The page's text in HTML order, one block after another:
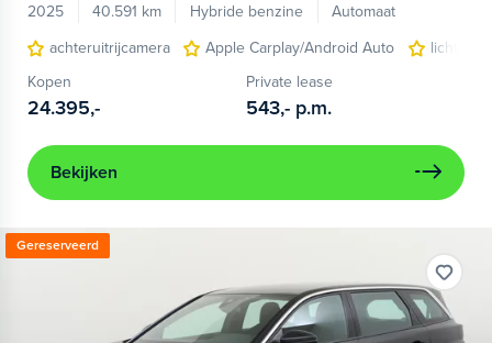
2025
40.591 km Hybride benzine
Automaat
achteruitrijcamera
Apple Carplay/Android Auto
Kopen
24.395,-
Private lease
543,- p.m.
Bekijken
Gereserveerd